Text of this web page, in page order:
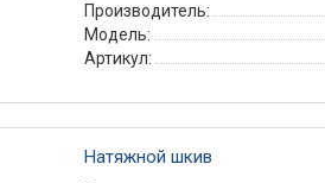
Производитель:
Модель:
Артикул:
Натяжной шкив